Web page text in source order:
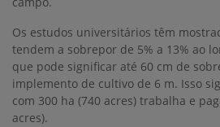
Os estudos universitários têm
tendem a sobrepor de 5% a 13% ao
que pode significar até 60 cm de
implemento de cultivo de 6 m. Isso
com 300 ha (740 acres) trabalha e
acres).